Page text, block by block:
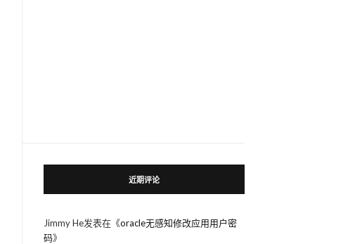
近期评论
Jimmy He发表在《oracle无感知修改应用用户密
码》